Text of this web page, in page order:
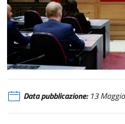
Audizione dei Ministri Antonio
Data pubblicazione:13